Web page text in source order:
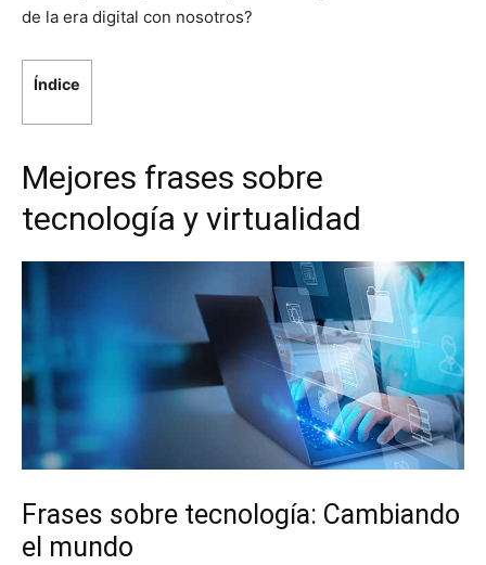
de la era digital con nosotros?
Índice
Mejores frases sobre
tecnología y virtualidad
Frases sobre tecnología: Cambiando
el mundo